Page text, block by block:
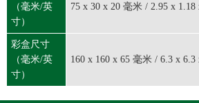
（毫米/英
寸）
75 x 30 x 20 毫米 / 2.95 x 1.18
彩盒尺寸
（毫米/英
寸）
160 x 160 x 65 毫米 / 6.3 x 6.3